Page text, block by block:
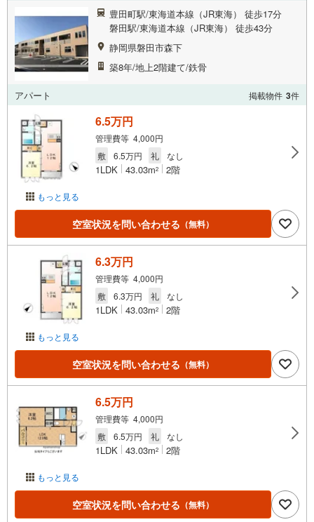
豊田町駅/東海道本線（JR東海） 徒歩17分
磐田駅/東海道本線（JR東海） 徒歩43分
静岡県磐田市森下
築8年/地上2階建て/鉄骨
アパート 掲載物件 3件
もっと見る
6.5万円
管理費等 4,000円
敷
6.5万円 礼 なし
1LDK 43.03m2 2階
空室状況を問い合わせる （無料）
もっと見る
6.3万円
管理費等 4,000円
敷
6.3万円 礼 なし
1LDK 43.03m2 2階
空室状況を問い合わせる （無料）
もっと見る
6.5万円
管理費等 4,000円
敷
6.5万円 礼 なし
1LDK 43.03m2 2階
空室状況を問い合わせる （無料）